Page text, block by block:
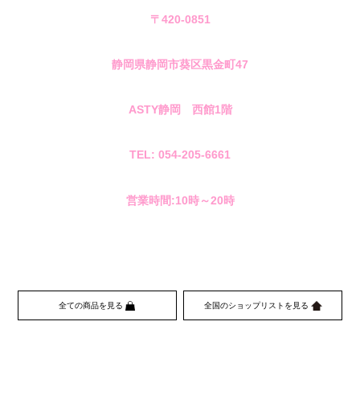
〒420-0851
静岡県静岡市葵区黒金町47
ASTY静岡 西館1階
TEL: 054-205-6661
営業時間:10時～20時
全ての商品を見る 全国のショップリストを見る